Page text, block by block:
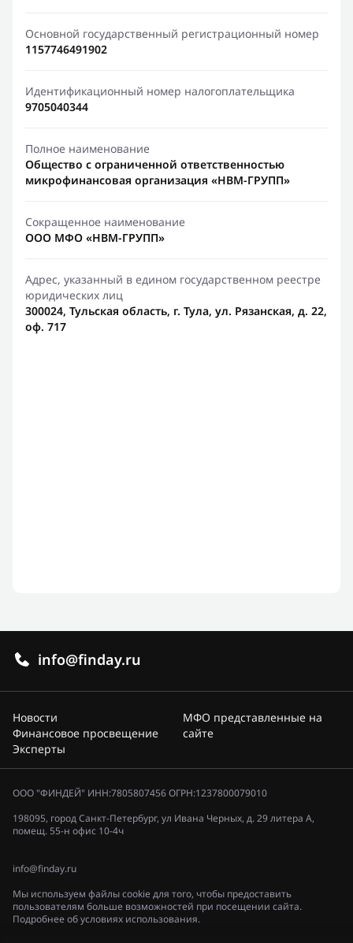
Основной государственный регистрационный номер
1157746491902
Идентификационный номер налогоплательщика
9705040344
Полное наименование
Общество с ограниченной ответственностью
микрофинансовая организация «НВМ-ГРУПП»
Сокращенное наименование
ООО МФО «НВМ-ГРУПП»
Адрес, указанный в едином государственном реестре
юридических лиц
300024, Тульская область, г. Тула, ул. Рязанская, д. 22,
оф. 717
info@finday.ru
Новости
Финансовое просвещение
Эксперты
МФО представленные на
сайте
ООО "ФИНДЕЙ" ИНН:7805807456 ОГРН:1237800079010
198095, город Санкт-Петербург, ул Ивана Черных, д. 29 литера А,
помещ. 55-н офис 10-4ч
info@finday.ru
Мы используем файлы cookie для того, чтобы предоставить
пользователям больше возможностей при посещении сайта.
Подробнее об условиях использования.